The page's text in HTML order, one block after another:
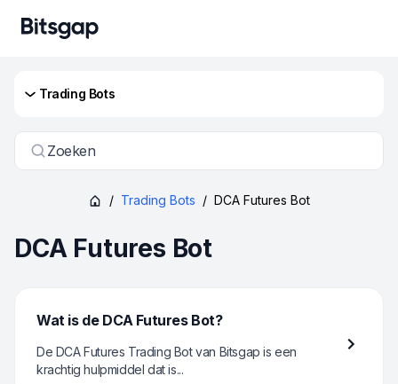
Trading Bots
Zoeken
/ Trading Bots / DCA Futures Bot
DCA Futures Bot
Wat is de DCA Futures Bot?
De DCA Futures Trading Bot van Bitsgap is een
krachtig hulpmiddel dat is...